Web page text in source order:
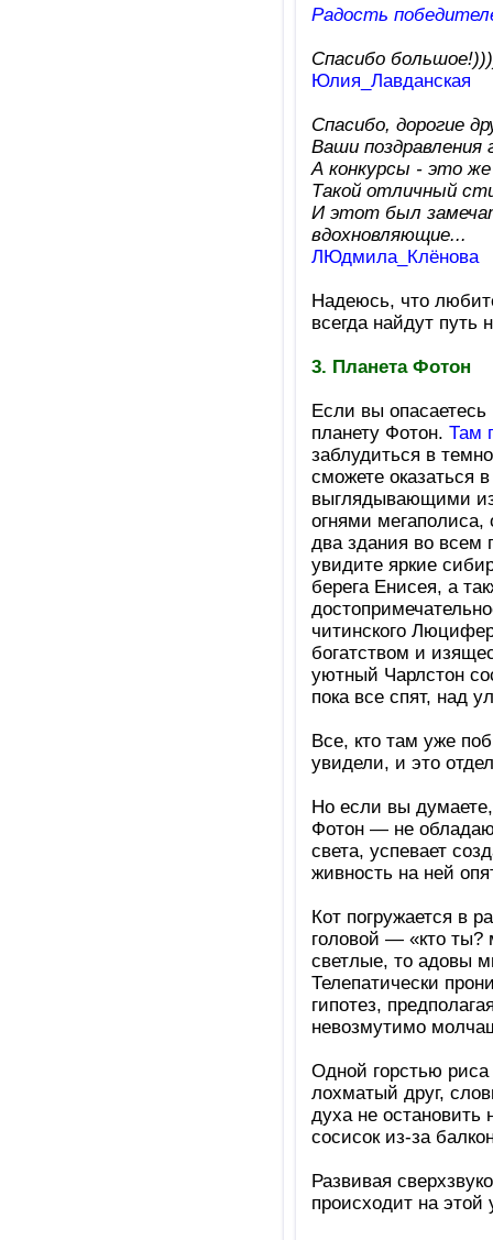
Радость
Спасибо
Юлия_Лавданская
Спасибо, дорогие
Ваши
А конкурсы - это же
Такой отличный
И этот был
вдохновляющие...
ЛЮдмила_Клёнова
Надеюсь, что
всегда найдут путь
3. Планета Фотон
Если вы опасаетесь
планету Фотон. Там
заблудиться в
сможете оказаться
выглядывающими
огнями мегаполиса,
два здания во
увидите яркие
берега Енисея, а
читинского
богатством и
уютный Чарлстон
пока все спят, над
Все, кто там уже
увидели, и это
Но если вы
Фотон — не
света, успевает
живность на ней
Кот погружается в
головой — «кто ты?
светлые, то адовы
Телепатически
гипотез,
невозмутимо
Одной горстью
лохматый друг,
духа не
сосисок из-за
Развивая
происходит на